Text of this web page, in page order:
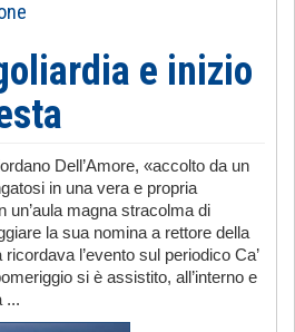
e inizio
Dell’Amore, «accolto da un
in una vera e propria
un’aula magna stracolma di
la sua nomina a rettore della
l’evento sul periodico Ca’
si è assistito, all’interno e
...